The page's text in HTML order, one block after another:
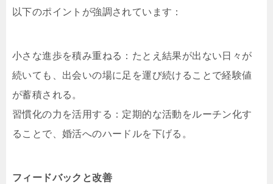
以下のポイントが強調されています：
小さな進歩を積み重ねる：たとえ結果が出ない日々が
続いても、出会いの場に足を運び続けることで経験値
が蓄積される。
習慣化の力を活用する：定期的な活動をルーチン化す
ることで、婚活へのハードルを下げる。
フィードバックと改善